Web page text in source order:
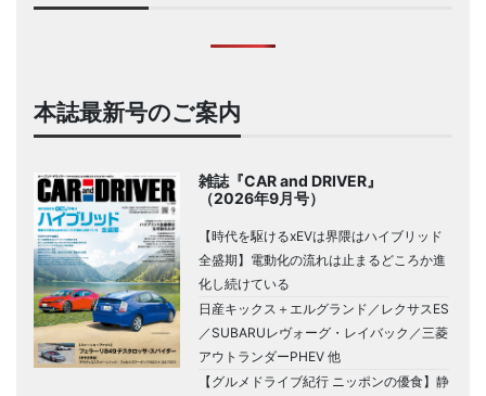
本誌最新号のご案内
雑誌『CAR and DRIVER』
（2026年9月号）
【時代を駆けるxEVは界隈はハイブリッド
全盛期】電動化の流れは止まるどころか進
化し続けている
日産キックス＋エルグランド／レクサスES
／SUBARUレヴォーグ・レイバック／三菱
アウトランダーPHEV 他
【グルメドライブ紀行 ニッポンの優食】静